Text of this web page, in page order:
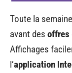
Toute la
avant des offres
Affichages
l’application